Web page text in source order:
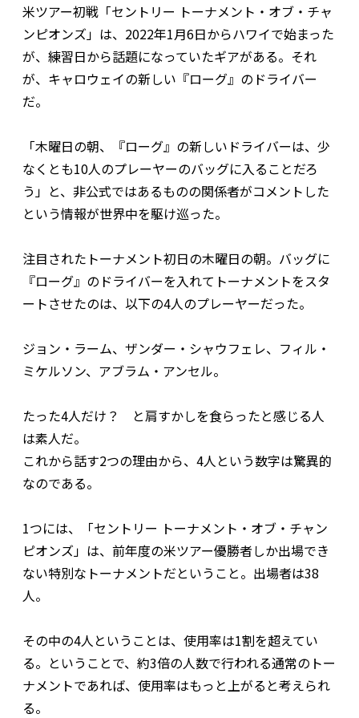
米ツアー初戦「セントリー トーナメント・オブ・チャ
ンピオンズ」は、2022年1月6日からハワイで始まった
が、練習日から話題になっていたギアがある。それ
が、キャロウェイの新しい『ローグ』のドライバー
だ。
「木曜日の朝、『ローグ』の新しいドライバーは、少
なくとも10人のプレーヤーのバッグに入ることだろ
う」と、非公式ではあるものの関係者がコメントした
という情報が世界中を駆け巡った。
注目されたトーナメント初日の木曜日の朝。バッグに
『ローグ』のドライバーを入れてトーナメントをスタ
ートさせたのは、以下の4人のプレーヤーだった。
ジョン・ラーム、ザンダー・シャウフェレ、フィル・
ミケルソン、アブラム・アンセル。
たった4人だけ？ と肩すかしを食らったと感じる人
は素人だ。
これから話す2つの理由から、4人という数字は驚異的
なのである。
1つには、「セントリー トーナメント・オブ・チャン
ピオンズ」は、前年度の米ツアー優勝者しか出場でき
ない特別なトーナメントだということ。出場者は38
人。
その中の4人ということは、使用率は1割を超えてい
る。ということで、約3倍の人数で行われる通常のトー
ナメントであれば、使用率はもっと上がると考えられ
る。